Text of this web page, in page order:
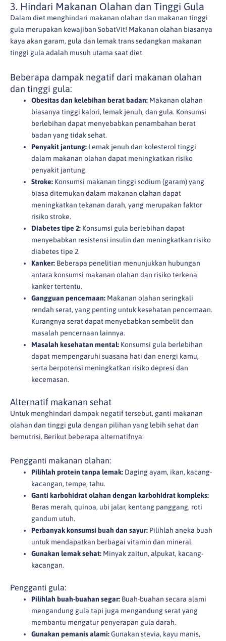
3. Hindari Makanan Olahan dan Tinggi Gula
Dalam diet menghindari makanan olahan dan makanan tinggi
gula merupakan kewajiban SobatVit! Makanan olahan biasanya
kaya akan garam, gula dan lemak trans sedangkan makanan
tinggi gula adalah musuh utama saat diet.
Beberapa dampak negatif dari makanan olahan
dan tinggi gula:
Obesitas dan kelebihan berat badan: Makanan olahan
biasanya tinggi kalori, lemak jenuh, dan gula. Konsumsi
berlebihan dapat menyebabkan penambahan berat
badan yang tidak sehat.
Penyakit jantung: Lemak jenuh dan kolesterol tinggi
dalam makanan olahan dapat meningkatkan risiko
penyakit jantung.
Stroke: Konsumsi makanan tinggi sodium (garam) yang
biasa ditemukan dalam makanan olahan dapat
meningkatkan tekanan darah, yang merupakan faktor
risiko stroke.
Diabetes tipe 2: Konsumsi gula berlebihan dapat
menyebabkan resistensi insulin dan meningkatkan risiko
diabetes tipe 2.
Kanker: Beberapa penelitian menunjukkan hubungan
antara konsumsi makanan olahan dan risiko terkena
kanker tertentu.
Gangguan pencernaan: Makanan olahan seringkali
rendah serat, yang penting untuk kesehatan pencernaan.
Kurangnya serat dapat menyebabkan sembelit dan
masalah pencernaan lainnya.
Masalah kesehatan mental: Konsumsi gula berlebihan
dapat mempengaruhi suasana hati dan energi kamu,
serta berpotensi meningkatkan risiko depresi dan
kecemasan.
Alternatif makanan sehat
Untuk menghindari dampak negatif tersebut, ganti makanan
olahan dan tinggi gula dengan pilihan yang lebih sehat dan
bernutrisi. Berikut beberapa alternatifnya:
Pengganti makanan olahan:
Pilihlah protein tanpa lemak: Daging ayam, ikan, kacang-
kacangan, tempe, tahu.
Ganti karbohidrat olahan dengan karbohidrat kompleks:
Beras merah, quinoa, ubi jalar, kentang panggang, roti
gandum utuh.
Perbanyak konsumsi buah dan sayur: Pilihlah aneka buah
untuk mendapatkan berbagai vitamin dan mineral.
Gunakan lemak sehat: Minyak zaitun, alpukat, kacang-
kacangan.
Pengganti gula:
Pilihlah buah-buahan segar: Buah-buahan secara alami
mengandung gula tapi juga mengandung serat yang
membantu mengatur penyerapan gula darah.
Gunakan pemanis alami:Gunakan stevia, kayu manis,